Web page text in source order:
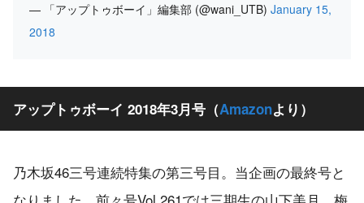
— 「アップトゥボーイ」編集部 (@wani_UTB) January 15,
2018
アップトゥボーイ 2018年3月号（Amazonより）
乃木坂46三号連続特集の第三号目。当企画の最終号と